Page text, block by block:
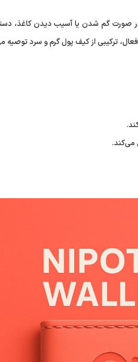
صورت گم شدن یا آسیب دیدن کاغذ،
ترکیبی از کیف پول گرم و سرد توصیه
می‌کند.